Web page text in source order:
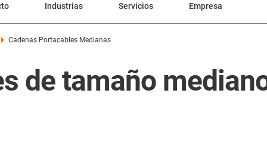
Industrias Servicios Empresa
Cadenas Portacables Medianas
de tamaño